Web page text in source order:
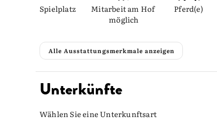
Spielplatz
Mitarbeit am Hof
möglich
Pferd(e)
Alle Ausstattungsmerkmale anzeigen
Unterkünfte
Wählen Sie eine Unterkunftsart